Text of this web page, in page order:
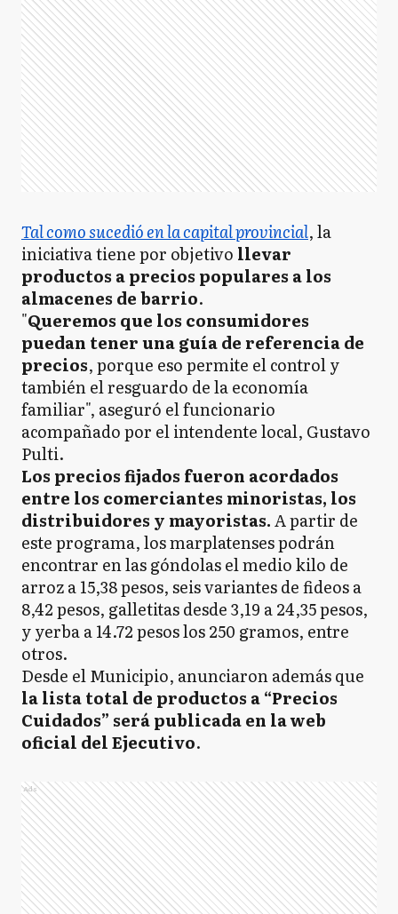
Tal como sucedió en la capital provincial, la
iniciativa tiene por objetivo llevar
productos a precios populares a los
almacenes de barrio.
"Queremos que los consumidores
puedan tener una guía de referencia de
precios, porque eso permite el control y
también el resguardo de la economía
familiar", aseguró el funcionario
acompañado por el intendente local, Gustavo
Pulti.
Los precios fijados fueron acordados
entre los comerciantes minoristas, los
distribuidores y mayoristas.A partir de
este programa, los marplatenses podrán
encontrar en las góndolas el medio kilo de
arroz a 15,38 pesos, seis variantes de fideos a
8,42 pesos, galletitas desde 3,19 a 24,35 pesos,
y yerba a 14.72 pesos los 250 gramos, entre
otros.
Desde el Municipio, anunciaron además que
la lista total de productos a “Precios
Cuidados” será publicada en la web
oficial del Ejecutivo.
Ads